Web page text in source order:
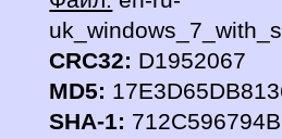
CRC32: D1952067
MD5:
SHA-1: